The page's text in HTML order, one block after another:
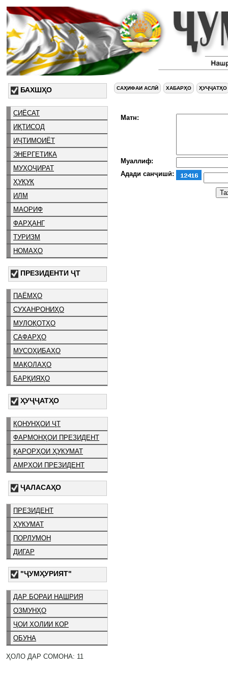
БАХШҲО
СИЁСАТ
ИҚТИСОД
ИҶТИМОИЁТ
ЭНЕРГЕТИКА
МУҲОҶИРАТ
ҲУҚУҚ
ИЛМ
МАОРИФ
ФАРҲАНГ
ТУРИЗМ
НОМАҲО
ПРЕЗИДЕНТИ ҶТ
ПАЁМҲО
СУХАНРОНИҲО
МУЛОҚОТҲО
САФАРҲО
МУСОҲИБАҲО
МАҚОЛАҲО
БАРҚИЯҲО
ҲУҶҶАТҲО
ҚОНУНҲОИ ҶТ
ФАРМОНҲОИ ПРЕЗИДЕНТ
ҚАРОРҲОИ ҲУКУМАТ
АМРҲОИ ПРЕЗИДЕНТ
ҶАЛАСАҲО
ПРЕЗИДЕНТ
ҲУКУМАТ
ПОРЛУМОН
ДИГАР
"ҶУМҲУРИЯТ"
ДАР БОРАИ НАШРИЯ
ОЗМУНҲО
ҶОИ ХОЛИИ КОР
ОБУНА
ҲОЛО ДАР СОМОНА: 11
САҲИФАИ АСЛӢ ХАБАРҲО ҲУҶҶАТҲО
Матн:
Муаллиф:
Адади санҷишӣ: